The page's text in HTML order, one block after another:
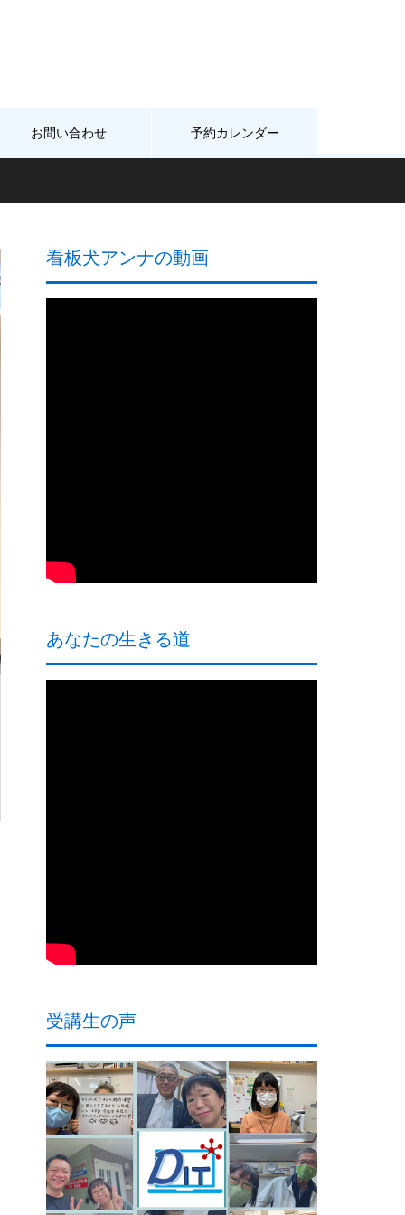
お問い合わせ 予約カレンダー
看板犬アンナの動画
あなたの生きる道
受講生の声